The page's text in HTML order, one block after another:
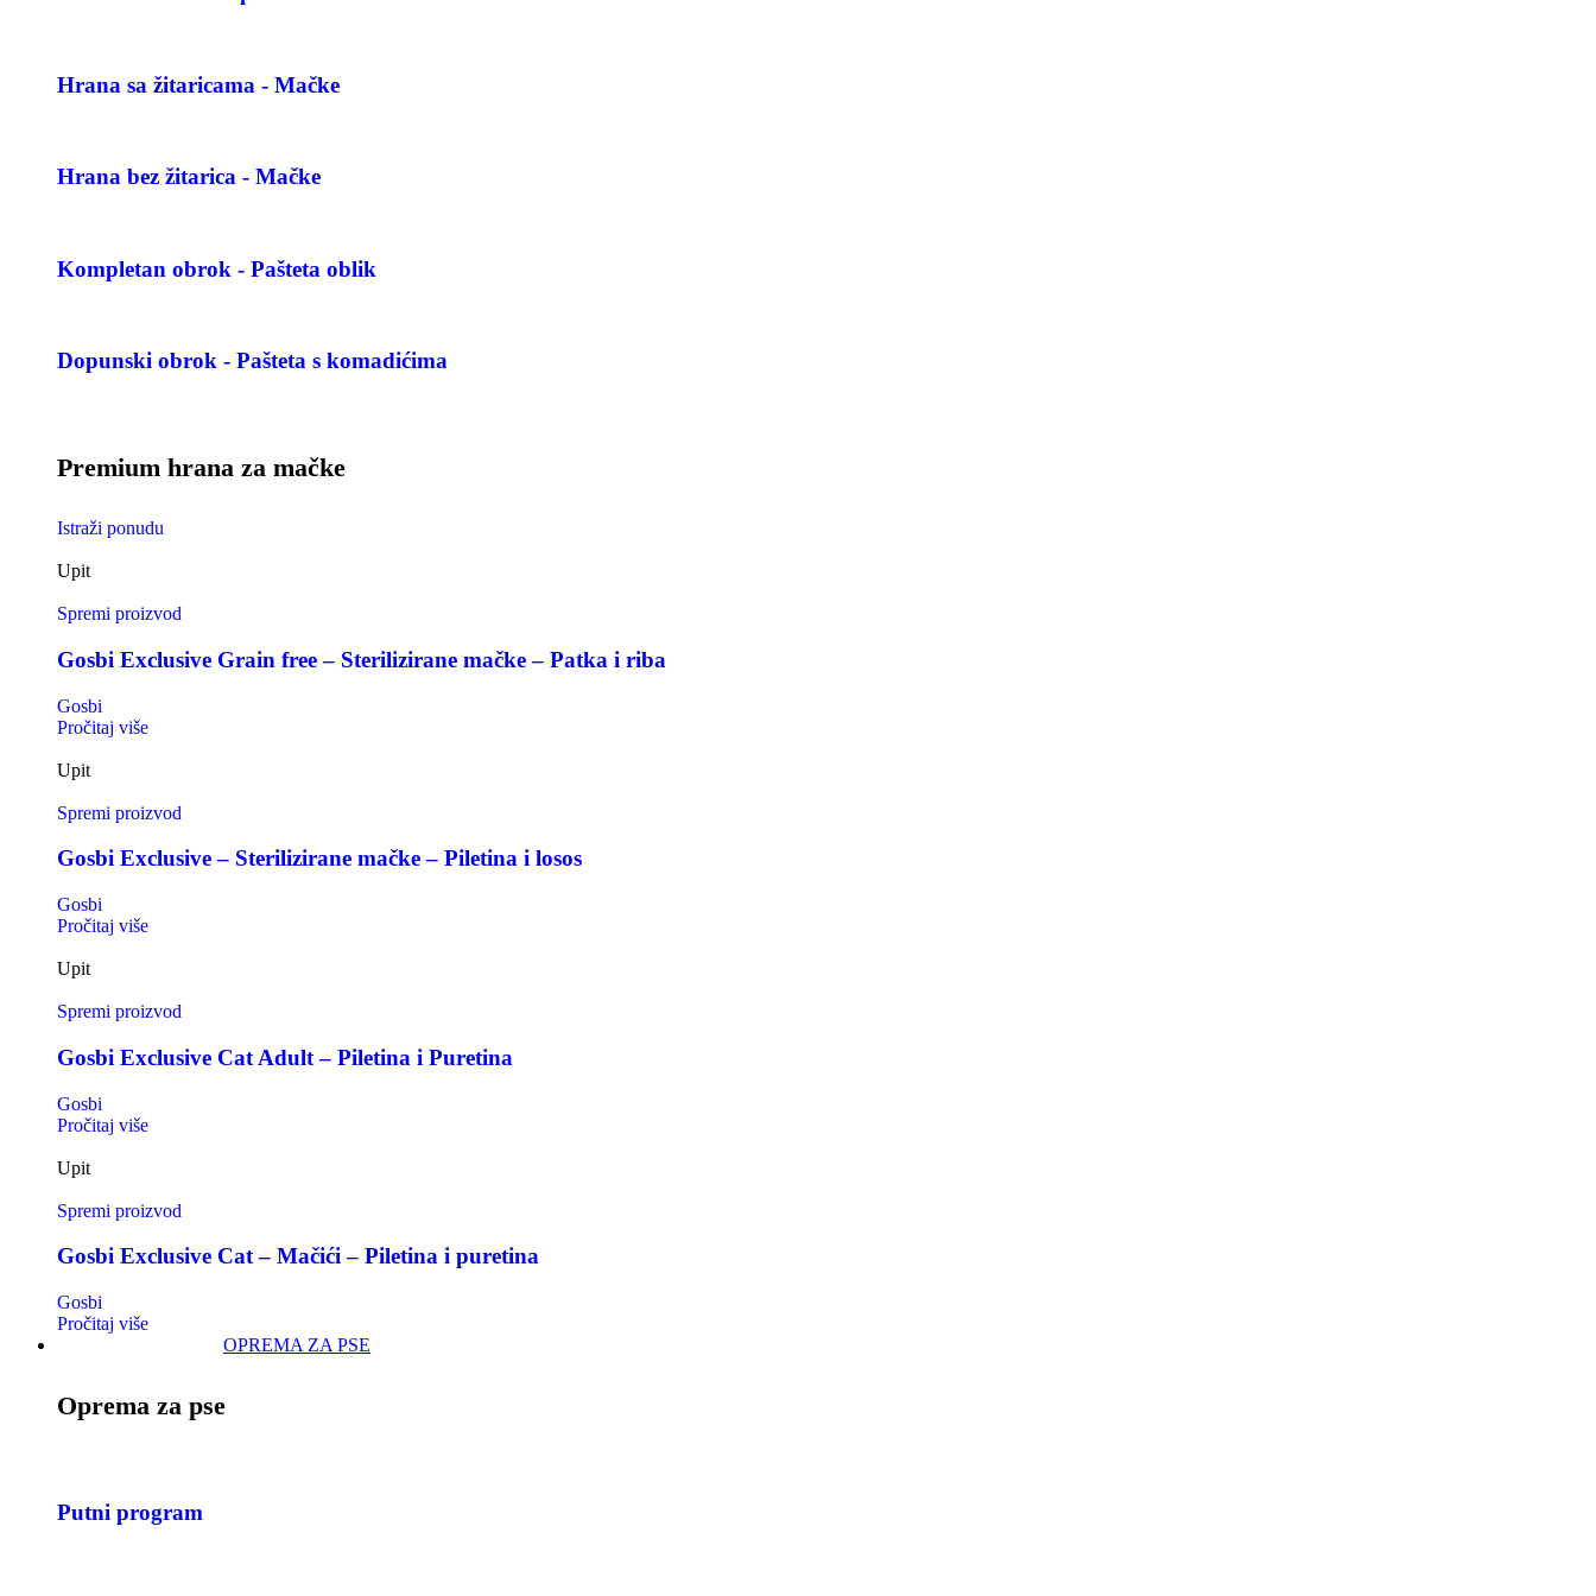
Hrana sa žitaricama - Mačke
Hrana bez žitarica - Mačke
Kompletan obrok - Pašteta oblik
Dopunski obrok - Pašteta s komadićima
Premium hrana za mačke
Istraži ponudu
Upit
Spremi proizvod
Gosbi Exclusive Grain free – Sterilizirane mačke – Patka i riba
Gosbi
Pročitaj više
Upit
Spremi proizvod
Gosbi Exclusive – Sterilizirane mačke – Piletina i losos
Gosbi
Pročitaj više
Upit
Spremi proizvod
Gosbi Exclusive Cat Adult – Piletina i Puretina
Gosbi
Pročitaj više
Upit
Spremi proizvod
Gosbi Exclusive Cat – Mačići – Piletina i puretina
Gosbi
Pročitaj više
OPREMA ZA PSE
Oprema za pse
Putni program